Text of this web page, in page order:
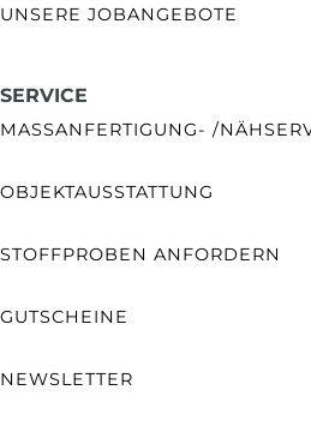
UNSERE JOBANGEBOTE
SERVICE
MASSANFERTIGUNG- /
OBJEKTAUSSTATTUNG
STOFFPROBEN ANFORDERN
GUTSCHEINE
NEWSLETTER